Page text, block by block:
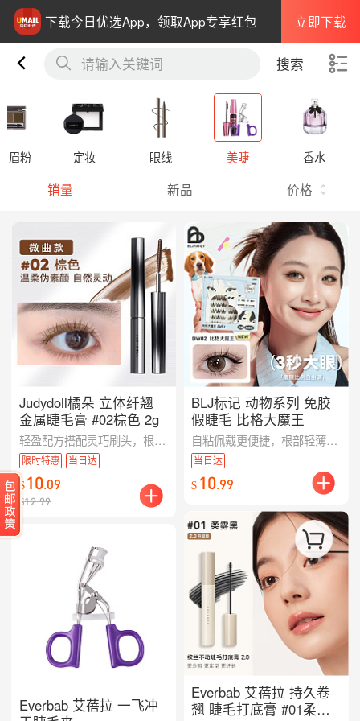
下载今日优选App，领取App专享红包 立即下载
请输入关键词 搜索
眉粉 定妆 眼线 美睫 香水
销量 新品 价格
Judydoll橘朵 立体纤翘
金属睫毛膏 #02棕色 2g
轻盈配方搭配灵巧刷头，根根提升，营造立体纤翘的睫毛效果,涂抹均匀不易结块，让眼神更精致迷人。
限时特惠
当日达
$10.09
$12.99
Everbab 艾蓓拉 一飞冲
BLJ标记 动物系列 免胶
假睫毛 比格大魔王
自粘佩戴更便捷，根部轻薄贴合不突兀。比格大魔王款存在感更强，立体放大双眸，是派对或精致妆容的小亮点。
当日达
$ 10.99
Everbab 艾蓓拉 持久卷
翘 睫毛打底膏 #01柔雾